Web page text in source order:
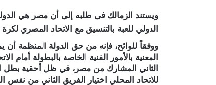
ويستند الزمالك فى طلبه إلى أن مصر هي الدولة
الدولي للعبة بالتنسيق مع الاتحاد المصري لكرة
ووفقاً للوائح، فإنه من حق الدولة المنظمة أن
المعنية بالأمور الفنية الخاصة بالبطولة أمام
الثاني المشارك من مصر، في ظل أحقية بطل
للاتحاد المحلي اختيار الفريق الثاني من نفس